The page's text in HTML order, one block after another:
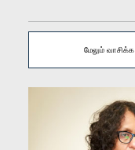
மேலும் வாசிக்க